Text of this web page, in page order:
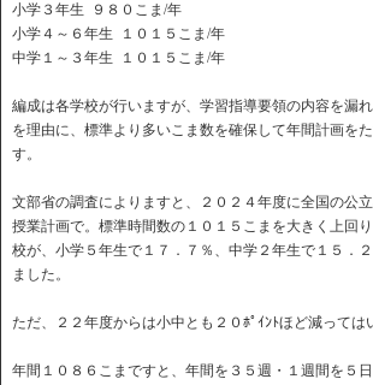
小学３年生 ９８０こま/年
小学４～６年生 １０１５こま/年
中学１～３年生 １０１５こま/年
編成は各学校が行いますが、学習指導要領の内容を漏
を理由に、標準より多いこま数を確保して年間計画を
す。
文部省の調査によりますと、２０２４年度に全国の公
授業計画で。標準時間数の１０１５こまを大きく上回
校が、小学５年生で１７．７％、中学２年生で１５．
ました。
ただ、２２年度からは小中とも２０ﾎﾟｲﾝﾄほど減っては
年間１０８６こまですと、年間を３５週・１週間を５日